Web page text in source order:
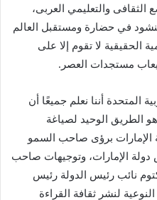
الثقافى والتعليمي العربى،
في حضارة ومستقبل العالم
الحقيقية لا تقوم إلا على
مستجدات العصر.
المتحدة أننا نعلم جميعًا أن
هو الطريق الوحيد لصياغة
برؤى صاحب السمو
دولة الإمارات، وتوجيهات صاحب
نائب رئيس الدولة رئيس
لنشر ثقافة القراءة